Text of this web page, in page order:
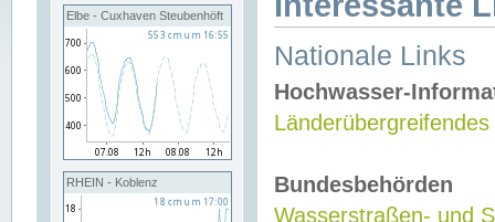
Elbe - Cuxhaven Steubenhöft
RHEIN - Koblenz
Nationale Links
Hochwasser-
Bundesbehörden
Wasserstraßen- und